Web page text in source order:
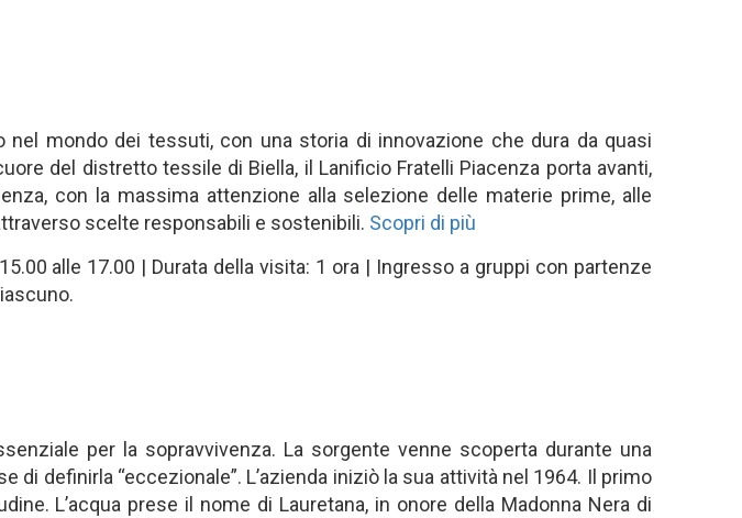
mondo dei tessuti, con una storia di innovazione che dura da quasi
del distretto tessile di Biella, il Lanificio Fratelli Piacenza porta avanti,
con la massima attenzione alla selezione delle materie prime, alle
scelte responsabili e sostenibili. Scopri di più
alle 17.00 | Durata della visita: 1 ora | Ingresso a gruppi con partenze
per la sopravvivenza. La sorgente venne scoperta durante una
definirla “eccezionale”. L’azienda iniziò la sua attività nel 1964. Il primo
L’acqua prese il nome di Lauretana, in onore della Madonna Nera di